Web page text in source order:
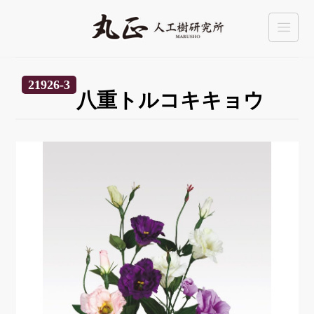
21926-3
八重トルコキキョウ